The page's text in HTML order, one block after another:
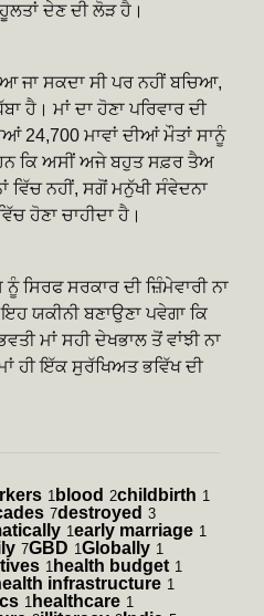
ਦੇਣ ਦੀ ਲੋੜ ਹੈ।
ਜਾ ਸਕਦਾ ਸੀ ਪਰ ਨਹੀਂ ਬਚਿਆ,
ਹੈ। ਮਾਂ ਦਾ ਹੋਣਾ ਪਰਿਵਾਰ ਦੀ
24,700 ਮਾਵਾਂ ਦੀਆਂ ਮੌਤਾਂ ਸਾਨੂੰ
ਕਿ ਅਸੀਂ ਅਜੇ ਬਹੁਤ ਸਫ਼ਰ ਤੈਅ
ਵਿੱਚ ਨਹੀਂ, ਸਗੋਂ ਮਨੁੱਖੀ ਸੰਵੇਦਨਾ
ਹੋਣਾ ਚਾਹੀਦਾ ਹੈ।
ਸਰਕਾਰ ਦੀ ਜ਼ਿੰਮੇਵਾਰੀ ਨਾ
ਯਕੀਨੀ ਬਣਾਉਣਾ ਪਵੇਗਾ ਕਿ
ਮਾਂ ਸਹੀ ਦੇਖਭਾਲ ਤੋਂ ਵਾਂਝੀ ਨਾ
ਹੀ ਇੱਕ ਸੁਰੱਖਿਅਤ ਭਵਿੱਖ ਦੀ
1 blood 2childbirth 1
7destroyed 3
1 early marriage 1
7GBD 1 Globally 1
1 health budget 1
infrastructure 1
1 healthcare 1